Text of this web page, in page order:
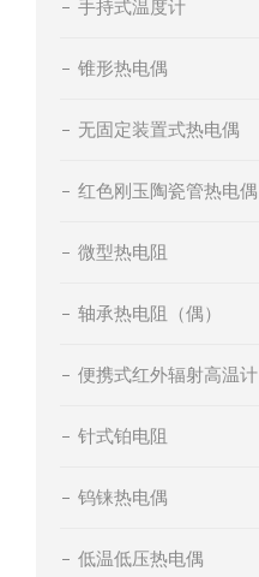
手持式温度计
锥形热电偶
无固定装置式热电偶
红色刚玉陶瓷管热电偶
微型热电阻
轴承热电阻（偶）
便携式红外辐射高温计
针式铂电阻
钨铼热电偶
低温低压热电偶